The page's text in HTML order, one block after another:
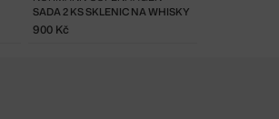
SADA 2 KS SKLENIC NA WHISKY
900 Kč